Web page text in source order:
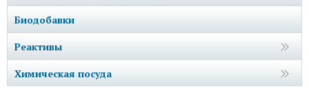
Биодобавки
Реактивы
Химическая посуда